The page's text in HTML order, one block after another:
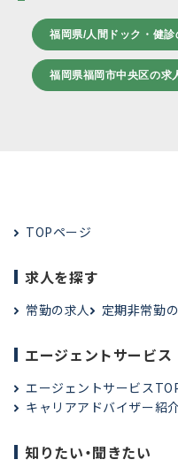
福岡県/人間ドック・健診
福岡県福岡市中央区の求
TOPページ
求人を探す
常勤の求人 定期非常勤
エージェントサービス
エージェントサービス
キャリアアドバイザー紹
知りたい・聞きたい